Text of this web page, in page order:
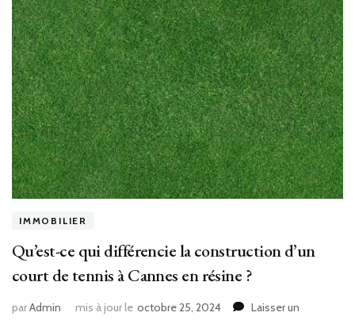
?
IMMOBILIER
Qu’est-ce qui différencie la construction d’un
court de tennis à Cannes en résine ?
parAdmin mis à jour le octobre 25, 2024
Laisser un